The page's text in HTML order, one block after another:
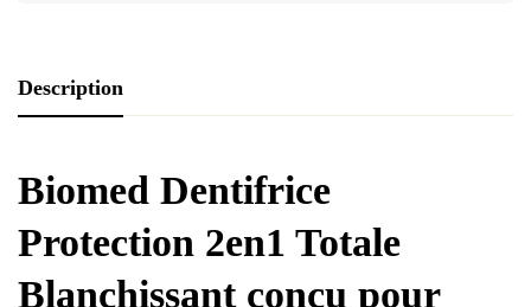
Description
Biomed Dentifrice
Protection 2en1 Totale
Blanchissant conçu pour